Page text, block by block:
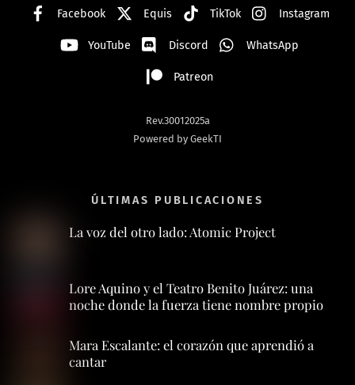
Facebook Equis TikTok Instagram
YouTube Discord WhatsApp
Patreon
Rev.30012025a
Powered by GeekTI
ÚLTIMAS PUBLICACIONES
La voz del otro lado: Atomic Project
Lore Aquino y el Teatro Benito Juárez: una
noche donde la fuerza tiene nombre propio
Mara Escalante: el corazón que aprendió a
cantar